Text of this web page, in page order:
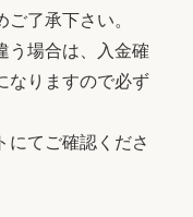
了承下さい。
う場合は、入金確
なりますので必ず
にてご確認くださ